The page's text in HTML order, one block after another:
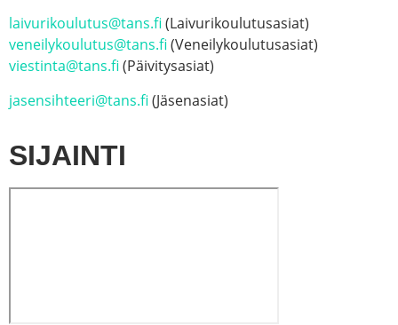
laivurikoulutus@tans.fi(Laivurikoulutusasiat)
veneilykoulutus@tans.fi(Veneilykoulutusasiat)
viestinta@tans.fi(Päivitysasiat)
jasensihteeri@tans.fi(Jäsenasiat)
SIJAINTI